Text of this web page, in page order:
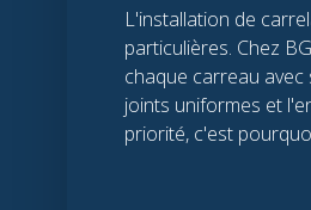
L'installation de
particulières. Chez
chaque carreau avec
joints uniformes et
priorité, c'est